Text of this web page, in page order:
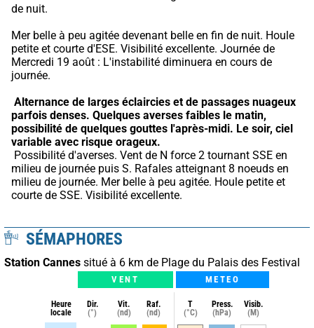
de nuit.
Mer belle à peu agitée devenant belle en fin de nuit. Houle
petite et courte d'ESE. Visibilité excellente. Journée de
Mercredi 19 août : L'instabilité diminuera en cours de
journée.
Alternance de larges éclaircies et de passages nuageux
parfois denses. Quelques averses faibles le matin,
possibilité de quelques gouttes l'après-midi. Le soir, ciel
variable avec risque orageux.
milieu de journée puis S. Rafales atteignant 8 noeuds en
milieu de journée. Mer belle à peu agitée. Houle petite et
courte de SSE. Visibilité excellente.
SÉMAPHORES
Station Cannes situé à 6 km de Plage du Palais des Festival
VENT METEO
Heure
locale
Dir.
(°)
Vit.
(nd)
Raf.
(nd)
T
(°C)
Press.
(hPa)
Visib.
(M)